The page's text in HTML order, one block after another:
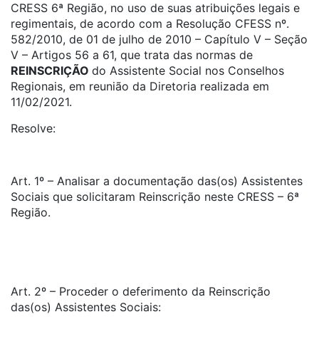
CRESS 6ª Região, no uso de suas atribuições legais e
regimentais, de acordo com a Resolução CFESS nº.
582/2010, de 01 de julho de 2010 – Capítulo V – Seção
V – Artigos 56 a 61, que trata das normas de
REINSCRIÇÃO do Assistente Social nos Conselhos
Regionais, em reunião da Diretoria realizada em
11/02/2021.
Resolve:
Art. 1º – Analisar a documentação das(os) Assistentes
Sociais que solicitaram Reinscrição neste CRESS – 6ª
Região.
Art. 2º – Proceder o deferimento da Reinscrição
das(os) Assistentes Sociais: